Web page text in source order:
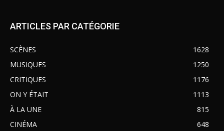
ARTICLES PAR CATÉGORIE
SCÈNES
1628
MUSIQUES
1250
CRITIQUES
1176
ON Y ÉTAIT
1113
À LA UNE
815
CINÉMA
648